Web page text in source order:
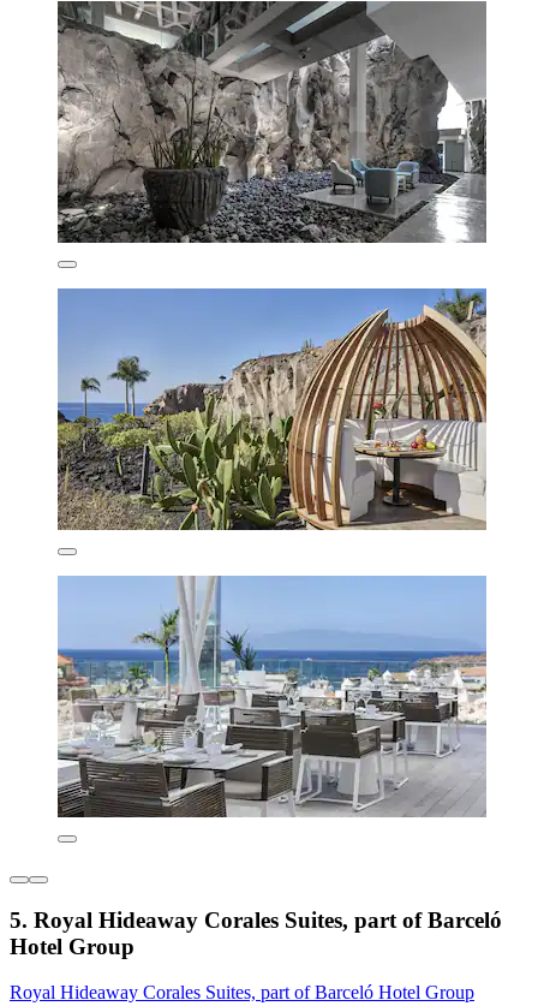
5. Royal Hideaway Corales Suites, part of Barceló
Hotel Group
Royal Hideaway Corales Suites, part of Barceló Hotel Group